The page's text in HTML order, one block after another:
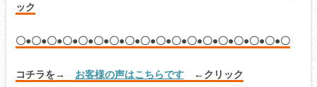
ック
〇●〇●〇●〇●〇●〇●〇●〇●〇●〇●〇●〇●〇●〇●〇●〇●〇●〇
コチラを→ お客様の声はこちらです←クリック